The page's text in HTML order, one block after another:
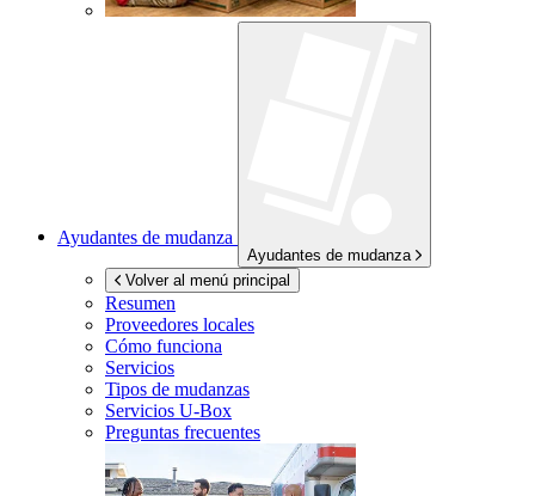
Ayudantes de mudanza
Ayudantes de mudanza
Volver al menú principal
Resumen
Proveedores locales
Cómo funciona
Servicios
Tipos de mudanzas
Servicios U-Box
Preguntas frecuentes